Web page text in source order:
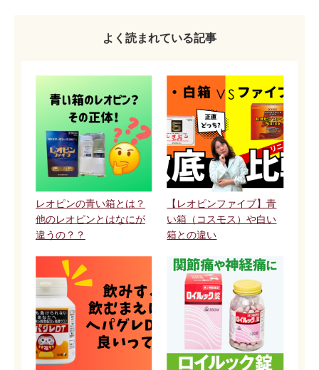
よく読まれている記事
レオピンの青い箱とは？
他のレオピンとはなにが
違うの？？
【レオピンファイブ】青
い箱（コスモス）や白い
箱との違い